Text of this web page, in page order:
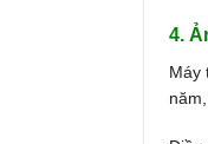
4.
Máy